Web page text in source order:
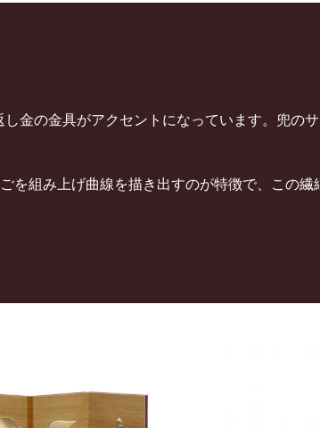
金の金具がアクセントになっています。兜の
を組み上げ曲線を描き出すのが特徴で、この